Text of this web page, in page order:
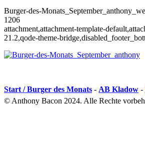
Burger-des-
1206
attachment,attachment-template-
21.2,qode-theme-
Start / Burger des Monats - AB Kladow -
© Anthony Bacon 2024. Alle Rechte